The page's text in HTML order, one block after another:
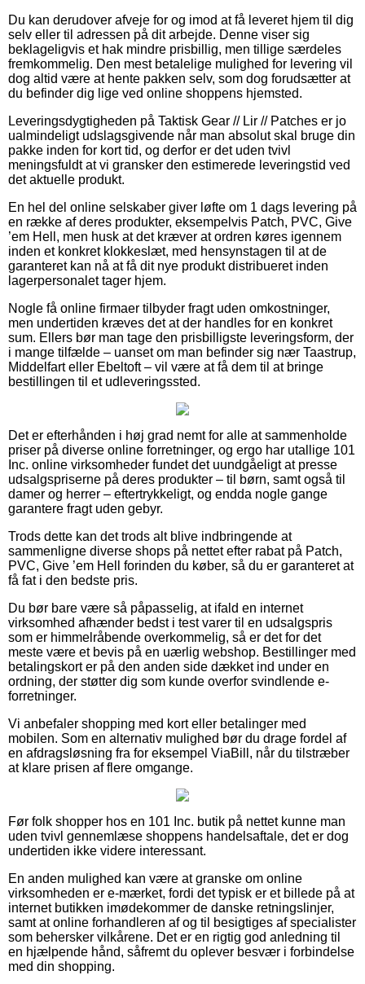
Du kan derudover afveje for og imod at få leveret hjem til dig
selv eller til adressen på dit arbejde. Denne viser sig
beklageligvis et hak mindre prisbillig, men tillige særdeles
fremkommelig. Den mest betalelige mulighed for levering vil
dog altid være at hente pakken selv, som dog forudsætter at
du befinder dig lige ved online shoppens hjemsted.
Leveringsdygtigheden på Taktisk Gear // Lir // Patches er jo
ualmindeligt udslagsgivende når man absolut skal bruge din
pakke inden for kort tid, og derfor er det uden tvivl
meningsfuldt at vi gransker den estimerede leveringstid ved
det aktuelle produkt.
En hel del online selskaber giver løfte om 1 dags levering på
en række af deres produkter, eksempelvis Patch, PVC, Give
’em Hell, men husk at det kræver at ordren køres igennem
inden et konkret klokkeslæt, med hensynstagen til at de
garanteret kan nå at få dit nye produkt distribueret inden
lagerpersonalet tager hjem.
Nogle få online firmaer tilbyder fragt uden omkostninger,
men undertiden kræves det at der handles for en konkret
sum. Ellers bør man tage den prisbilligste leveringsform, der
i mange tilfælde – uanset om man befinder sig nær Taastrup,
Middelfart eller Ebeltoft – vil være at få dem til at bringe
bestillingen til et udleveringssted.
Det er efterhånden i høj grad nemt for alle at sammenholde
priser på diverse online forretninger, og ergo har utallige 101
Inc. online virksomheder fundet det uundgåeligt at presse
udsalgspriserne på deres produkter – til børn, samt også til
damer og herrer – eftertrykkeligt, og endda nogle gange
garantere fragt uden gebyr.
Trods dette kan det trods alt blive indbringende at
sammenligne diverse shops på nettet efter rabat på Patch,
PVC, Give ’em Hell forinden du køber, så du er garanteret at
få fat i den bedste pris.
Du bør bare være så påpasselig, at ifald en internet
virksomhed afhænder bedst i test varer til en udsalgspris
som er himmelråbende overkommelig, så er det for det
meste være et bevis på en uærlig webshop. Bestillinger med
betalingskort er på den anden side dækket ind under en
ordning, der støtter dig som kunde overfor svindlende e-
forretninger.
Vi anbefaler shopping med kort eller betalinger med
mobilen. Som en alternativ mulighed bør du drage fordel af
en afdragsløsning fra for eksempel ViaBill, når du tilstræber
at klare prisen af flere omgange.
Før folk shopper hos en 101 Inc. butik på nettet kunne man
uden tvivl gennemlæse shoppens handelsaftale, det er dog
undertiden ikke videre interessant.
En anden mulighed kan være at granske om online
virksomheden er e-mærket, fordi det typisk er et billede på at
internet butikken imødekommer de danske retningslinjer,
samt at online forhandleren af og til besigtiges af specialister
som behersker vilkårene. Det er en rigtig god anledning til
en hjælpende hånd, såfremt du oplever besvær i forbindelse
med din shopping.